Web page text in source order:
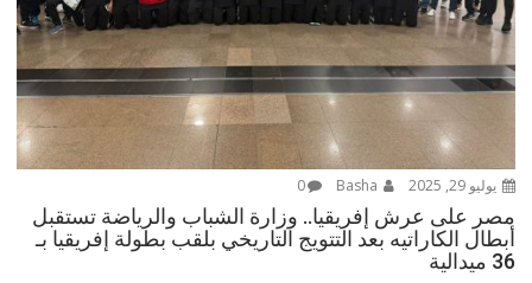
يوليو 29, 2025 0
مصر على عرش إفريقيا.. وزارة الشباب والرياضة تستقبل
أبطال الكاراتيه بعد التتويج التاريخي بلقب بطولة إفريقيا بـ
36 ميدالية